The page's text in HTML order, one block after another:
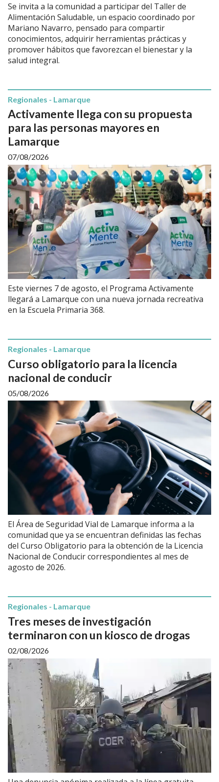
Se invita a la comunidad a participar del Taller de
Alimentación Saludable, un espacio coordinado por
Mariano Navarro, pensado para compartir
conocimientos, adquirir herramientas prácticas y
promover hábitos que favorezcan el bienestar y la
salud integral.
Activamente llega con su propuesta
para las personas mayores en
Lamarque
Regionales - Lamarque
07/08/2026
Este viernes 7 de agosto, el Programa Activamente
llegará a Lamarque con una nueva jornada recreativa
en la Escuela Primaria 368.
Curso obligatorio para la licencia
nacional de conducir
Regionales - Lamarque
05/08/2026
El Área de Seguridad Vial de Lamarque informa a la
comunidad que ya se encuentran definidas las fechas
del Curso Obligatorio para la obtención de la Licencia
Nacional de Conducir correspondientes al mes de
agosto de 2026.
Tres meses de investigación
terminaron con un kiosco de drogas
Regionales - Lamarque
02/08/2026